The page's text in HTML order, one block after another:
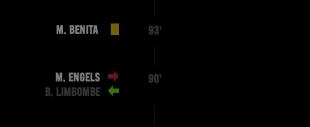
M. BENITA 93'
M. ENGELS
B. LIMBOMBE
90'